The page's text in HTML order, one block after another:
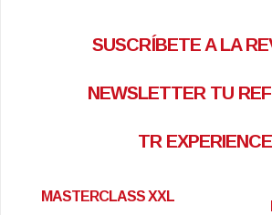
SUSCRÍBETE A LA
NEWSLETTER TU
TR EXPERIENCE
MASTERCLASS XXL